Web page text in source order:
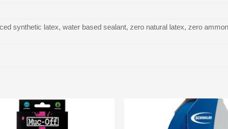
synthetic latex, water based sealant, zero natural latex, zero